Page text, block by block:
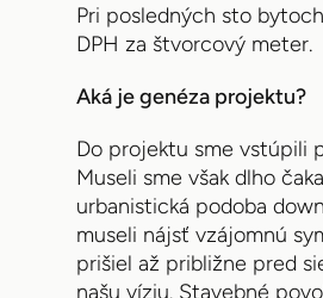
Pri posledných sto
DPH za štvorcový meter.
Aká je genéza projektu?
Do projektu sme vstúpili
Museli sme však dlho
urbanistická podoba
museli nájsť vzájomnú
prišiel až približne pred
našu víziu. Stavebné